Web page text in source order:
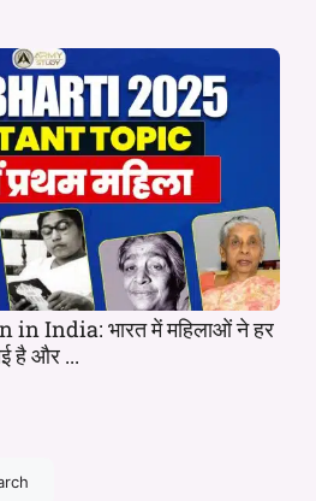
India: भारत में महिलाओं ने हर
है और ...